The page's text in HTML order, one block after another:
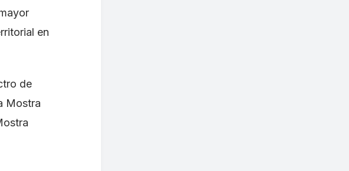
en
de
Mostra